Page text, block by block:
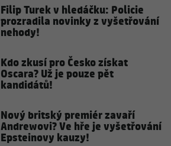
Filip Turek v hledáčku: Policie
prozradila novinky z vyšetřování
nehody!
Kdo zkusí pro Česko získat
Oscara? Už je pouze pět
kandidátů!
Nový britský premiér zavaří
Andrewovi? Ve hře je vyšetřování
Epsteinovy kauzy!